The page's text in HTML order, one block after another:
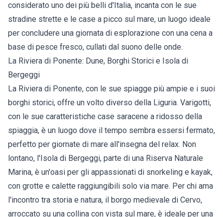
considerato uno dei più belli d'Italia, incanta con le sue
stradine strette e le case a picco sul mare, un luogo ideale
per concludere una giornata di esplorazione con una cena a
base di pesce fresco, cullati dal suono delle onde.
La Riviera di Ponente: Dune, Borghi Storici e Isola di
Bergeggi
La Riviera di Ponente, con le sue spiagge più ampie e i suoi
borghi storici, offre un volto diverso della Liguria. Varigotti,
con le sue caratteristiche case saracene a ridosso della
spiaggia, è un luogo dove il tempo sembra essersi fermato,
perfetto per giornate di mare all'insegna del relax. Non
lontano, l'Isola di Bergeggi, parte di una Riserva Naturale
Marina, è un'oasi per gli appassionati di snorkeling e kayak,
con grotte e calette raggiungibili solo via mare. Per chi ama
l'incontro tra storia e natura, il borgo medievale di Cervo,
arroccato su una collina con vista sul mare, è ideale per una